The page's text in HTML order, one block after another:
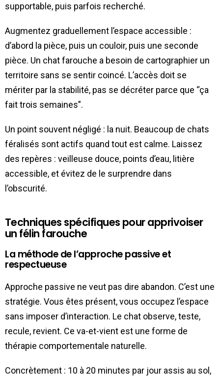
supportable, puis parfois recherché.
Augmentez graduellement l’espace accessible :
d’abord la pièce, puis un couloir, puis une seconde
pièce. Un chat farouche a besoin de cartographier un
territoire sans se sentir coincé. L’accès doit se
mériter par la stabilité, pas se décréter parce que “ça
fait trois semaines”.
Un point souvent négligé : la nuit. Beaucoup de chats
féralisés sont actifs quand tout est calme. Laissez
des repères : veilleuse douce, points d’eau, litière
accessible, et évitez de le surprendre dans
l’obscurité.
Techniques spécifiques pour apprivoiser
un félin farouche
La méthode de l’approche passive et
respectueuse
Approche passive ne veut pas dire abandon. C’est une
stratégie. Vous êtes présent, vous occupez l’espace
sans imposer d’interaction. Le chat observe, teste,
recule, revient. Ce va-et-vient est une forme de
thérapie comportementale naturelle.
Concrètement : 10 à 20 minutes par jour assis au sol,